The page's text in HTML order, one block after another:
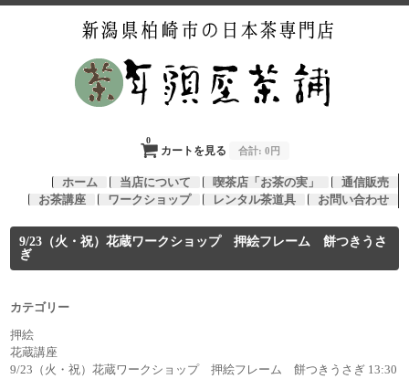
カートを見る
0
合計: 0円
ホーム 当店について 喫茶店「お茶の実」
通信販売
お茶講座
ワークショップ レンタル茶道具 お問い合わせ
9/23（火・祝）花蔵ワークショップ 押絵フレーム 餅つきうさ
ぎ
カテゴリー
押絵
花蔵講座
9/23（火・祝）花蔵ワークショップ 押絵フレーム 餅つきうさぎ 13:30